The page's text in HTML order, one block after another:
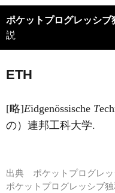
ポケットプログレッシブ
説
ETH
[略]Eidgenössische T
の）連邦工科大学.
出典 ポケットプログレ
ポケットプログレッシブ